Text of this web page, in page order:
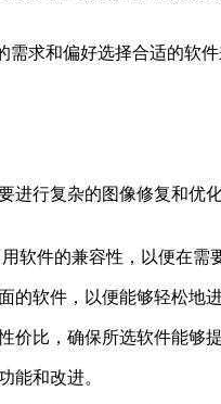
求和偏好选择合适的软件
进行复杂的图像修复和优
软件的兼容性，以便在需
的软件，以便能够轻松地
比，确保所选软件能够提
能和改进。